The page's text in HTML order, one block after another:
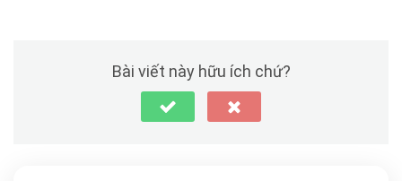
Bài viết này hữu ích chứ?